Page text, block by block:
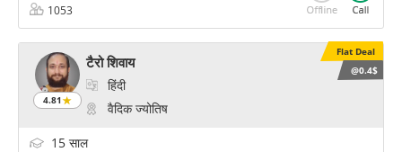
1053
Flat Deal
@0.4$
4.81
टैरो शिवाय
हिंदी
वैदिक ज्योतिष
15 साल